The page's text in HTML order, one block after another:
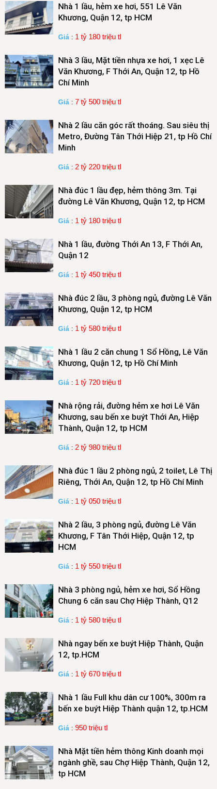
Nhà 1 lầu, hẻm xe hơi, 551 Lê Văn
Khương, Quận 12, tp HCM
Giá : 1 tỷ 180 triệu tl
Nhà 3 lầu, Mặt tiền nhựa xe hơi, 1 xẹc Lê
Văn Khương, F Thới An, Quận 12, tp Hồ
Chí Minh
Giá : 7 tỷ 500 triệu tl
Nhà 2 lầu căn góc rất thoáng. Sau siêu thị
Metro, Đường Tân Thới Hiệp 21, tp Hồ Chí
Minh
Giá : 2 tỷ 220 triệu tl
Nhà đúc 1 lầu đẹp, hẻm thông 3m. Tại
đường Lê Văn Khương, Quận 12, tp HCM
Giá : 1 tỷ 180 triệu tl
Nhà 1 lầu, đường Thới An 13, F Thới An,
Quận 12
Giá : 1 tỷ 450 triệu tl
Nhà đúc 2 lầu, 3 phòng ngủ, đường Lê Văn
Khương, Quận 12, tp HCM
Giá : 1 tỷ 580 triệu tl
Nhà 1 lầu 2 căn chung 1 Sổ Hồng, Lê Văn
Khương, Quận 12, tp Hồ Chí Minh
Giá : 1 tỷ 720 triệu tl
Nhà rộng rải, đường hẻm xe hơi Lê Văn
Khương, sau bến xe buýt Thới An, Hiệp
Thành, Quận 12, tp HCM
Giá : 2 tỷ 980 triệu tl
Nhà đúc 1 lầu 2 phòng ngủ, 2 toilet, Lê Thị
Riêng, Thới An, Quận 12, tp Hồ Chí Minh
Giá : 1 tỷ 050 triệu tl
Nhà 2 lầu, 3 phòng ngủ, đường Lê Văn
Khương, F Tân Thới Hiệp, Quận 12, tp
HCM
Giá : 1 tỷ 550 triệu tl
Nhà 3 phòng ngủ, hẻm xe hơi, Sổ Hồng
Chung 6 căn sau Chợ Hiệp Thành, Q12
Giá : 1 tỷ 580 triệu tl
Nhà ngay bến xe buýt Hiệp Thành, Quận
12, tp.HCM
Giá : 1 tỷ 670 triệu tl
Nhà 1 lầu Full khu dân cư 100%, 300m ra
bến xe buýt Hiệp Thành quận 12, tp.HCM
Giá : 950 triệu tl
Nhà Mặt tiền hẻm thông Kinh doanh mọi
ngành ghề, sau Chợ Hiệp Thành, Quận 12,
tp HCM